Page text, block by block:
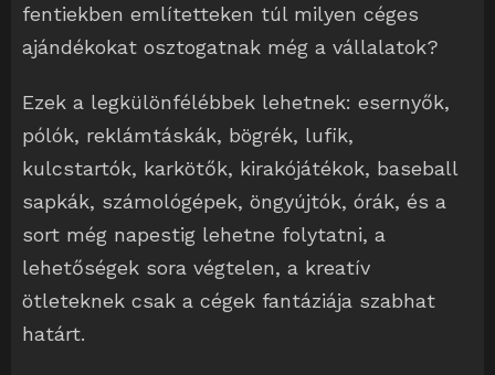
fentiekben említetteken túl milyen céges
ajándékokat osztogatnak még a vállalatok?
Ezek a legkülönfélébbek lehetnek: esernyők,
pólók, reklámtáskák, bögrék, lufik,
kulcstartók, karkötők, kirakójátékok, baseball
sapkák, számológépek, öngyújtók, órák, és a
sort még napestig lehetne folytatni, a
lehetőségek sora végtelen, a kreatív
ötleteknek csak a cégek fantáziája szabhat
határt.